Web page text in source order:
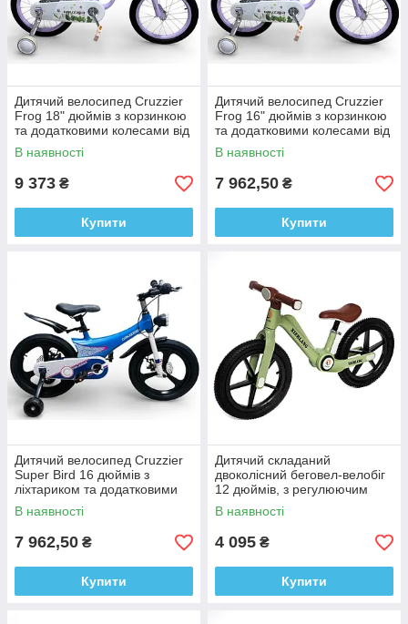
Дитячий велосипед Cruzzier
Frog 18" дюймів з корзинкою
та додатковими колесами від
5-7 років
В наявності
9 373 ₴
Купити
Дитячий велосипед Cruzzier
Frog 16" дюймів з корзинкою
та додатковими колесами від
4-6 років
В наявності
7 962,50 ₴
Купити
Дитячий велосипед Cruzzier
Super Bird 16 дюймів з
ліхтариком та додатковими
колесами від 4-6 років
В наявності
7 962,50 ₴
Купити
Дитячий складаний
двоколісний беговел-велобіг
12 дюймів, з регулюючим
сидінням 1288 від 2х років
В наявності
4 095 ₴
Купити